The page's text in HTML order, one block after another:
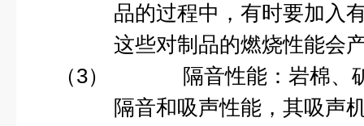
品的过程中，有时要加入
这些对制品的燃烧性能会
（3）
隔音性能：岩棉、
隔音和吸声性能，其吸声